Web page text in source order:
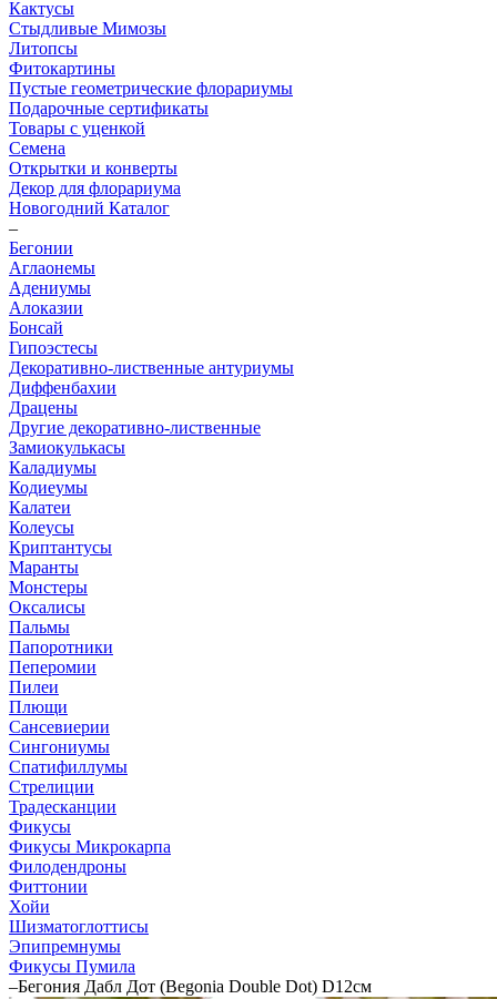
Кактусы
Стыдливые Мимозы
Литопсы
Фитокартины
Пустые геометрические флорариумы
Подарочные сертификаты
Товары с уценкой
Семена
Открытки и конверты
Декор для флорариума
Новогодний Каталог
–
Бегонии
Аглаонемы
Адениумы
Алоказии
Бонсай
Гипоэстесы
Декоративно-лиственные антуриумы
Диффенбахии
Драцены
Другие декоративно-лиственные
Замиокулькасы
Каладиумы
Кодиеумы
Калатеи
Колеусы
Криптантусы
Маранты
Монстеры
Оксалисы
Пальмы
Папоротники
Пеперомии
Пилеи
Плющи
Сансевиерии
Сингониумы
Спатифиллумы
Стрелиции
Традесканции
Фикусы
Фикусы Микрокарпа
Филодендроны
Фиттонии
Хойи
Шизматоглоттисы
Эпипремнумы
Фикусы Пумила
–Бегония Дабл Дот (Begonia Double Dot) D12см